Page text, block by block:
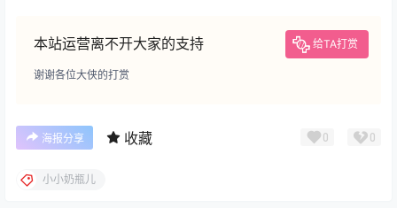
本站运营离不开大家的支持 给TA打赏
谢谢各位大侠的打赏
海报分享 收藏 0 0
小小奶瓶儿